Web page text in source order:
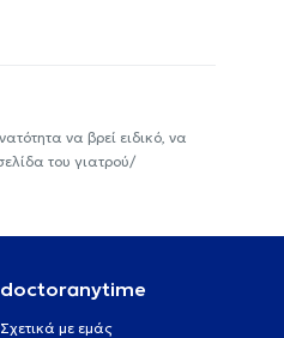
να βρεί ειδικό, να
του γιατρού/
doctoranytime
Σχετικά με εμάς